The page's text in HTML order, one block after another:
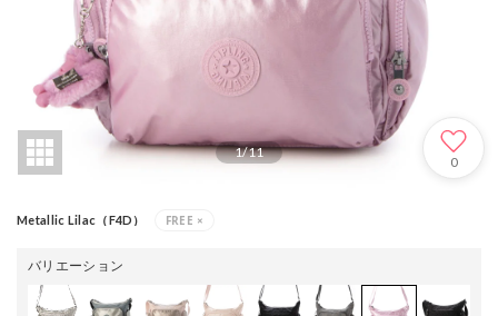
1/11
0
Metallic Lilac（F4D） FREE ×
バリエーション